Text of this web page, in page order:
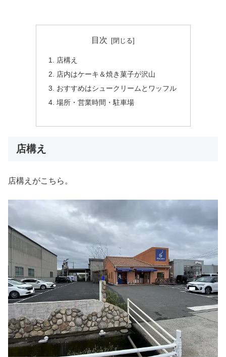
目次
店構え
店内はケーキ＆焼き菓子が沢山
おすすめはシュークリームとワッフル
場所・営業時間・駐車場
店構え
店構えがこちら。